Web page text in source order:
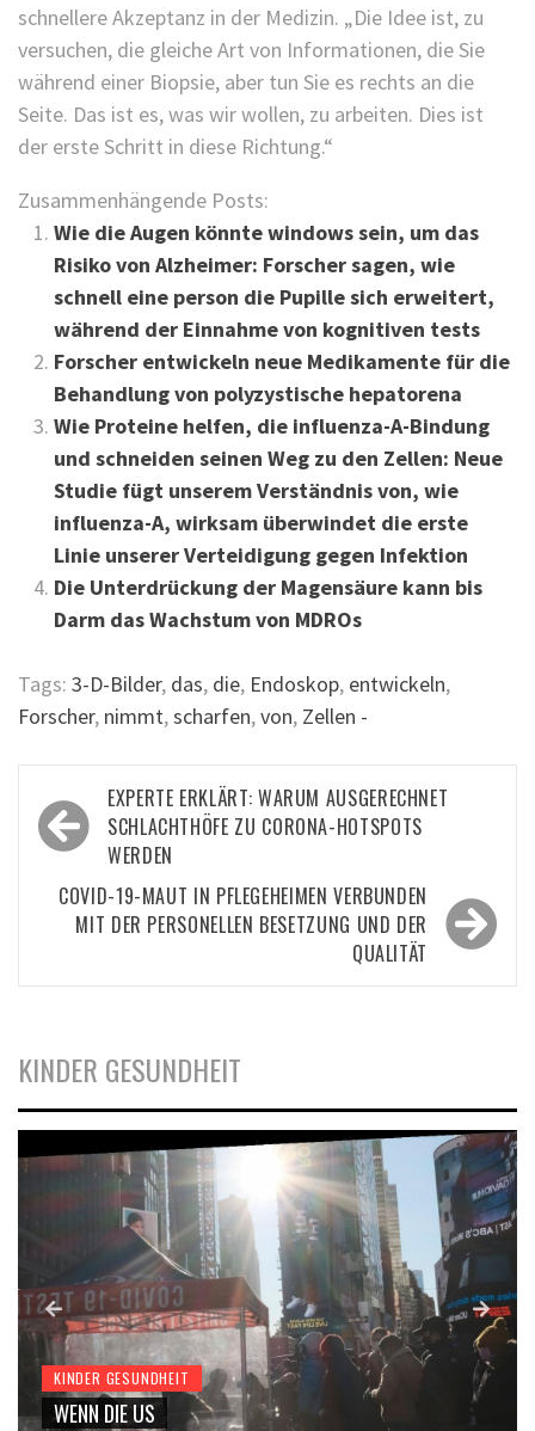
schnellere Akzeptanz in der Medizin. „Die Idee ist, zu
versuchen, die gleiche Art von Informationen, die Sie
während einer Biopsie, aber tun Sie es rechts an die
Seite. Das ist es, was wir wollen, zu arbeiten. Dies ist
der erste Schritt in diese Richtung.“
Zusammenhängende Posts:
Wie die Augen könnte windows sein, um das
Risiko von Alzheimer: Forscher sagen, wie
schnell eine person die Pupille sich erweitert,
während der Einnahme von kognitiven tests
Forscher entwickeln neue Medikamente für die
Behandlung von polyzystische hepatorena
Wie Proteine helfen, die influenza-A-Bindung
und schneiden seinen Weg zu den Zellen: Neue
Studie fügt unserem Verständnis von, wie
influenza-A, wirksam überwindet die erste
Linie unserer Verteidigung gegen Infektion
Die Unterdrückung der Magensäure kann bis
Darm das Wachstum von MDROs
Tags: 3-D-Bilder, das, die, Endoskop, entwickeln,
Forscher, nimmt,scharfen,von, Zellen -
Beitragsnavigation
EXPERTE ERKLÄRT: WARUM AUSGERECHNET
SCHLACHTHÖFE ZU CORONA-HOTSPOTS
WERDEN
COVID-19-MAUT IN PFLEGEHEIMEN VERBUNDEN
MIT DER PERSONELLEN BESETZUNG UND DER
QUALITÄT
KINDER GESUNDHEIT
KINDER GESUNDHEIT
WENN DIE US